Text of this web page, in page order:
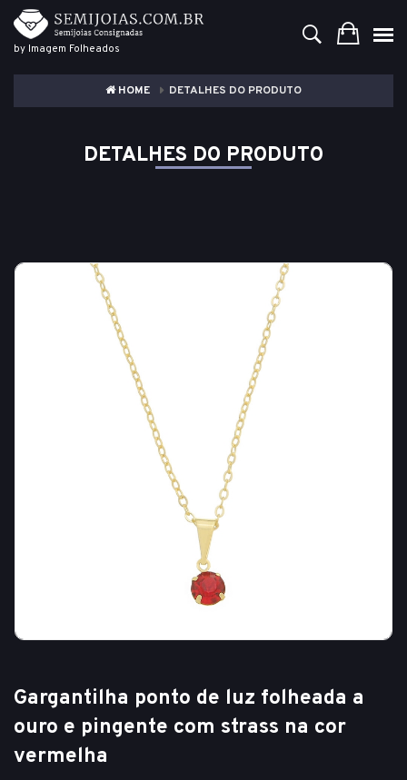
by Imagem Folheados
HOME DETALHES DO PRODUTO
DETALHES DO PRODUTO
Gargantilha ponto de luz folheada a
ouro e pingente com strass na cor
vermelha